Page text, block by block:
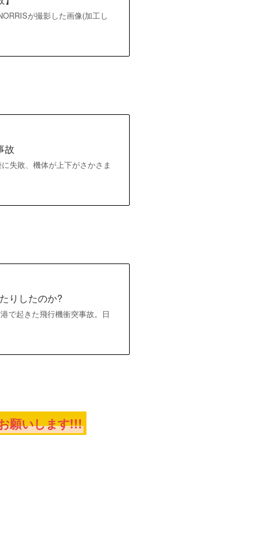
が撮影した画像(加工し
故
失敗、機体が上下がさかさま
りしたのか?
で起きた飛行機衝突事故。日
願いします!!!